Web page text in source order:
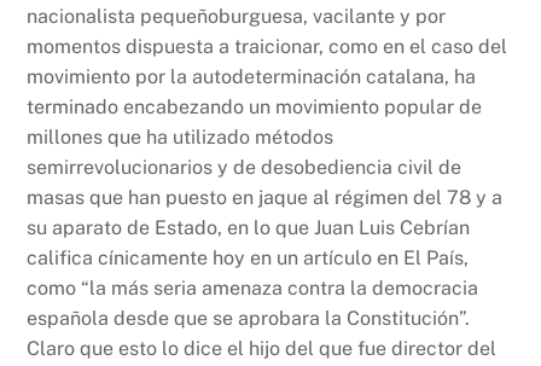
nacionalista pequeñoburguesa, vacilante y por
momentos dispuesta a traicionar, como en el caso del
movimiento por la autodeterminación catalana, ha
terminado encabezando un movimiento popular de
millones que ha utilizado métodos
semirrevolucionarios y de desobediencia civil de
masas que han puesto en jaque al régimen del 78 y a
su aparato de Estado, en lo que Juan Luis Cebrían
califica cínicamente hoy en un artículo en El País,
como “la más seria amenaza contra la democracia
española desde que se aprobara la Constitución”.
Claro que esto lo dice el hijo del que fue director del